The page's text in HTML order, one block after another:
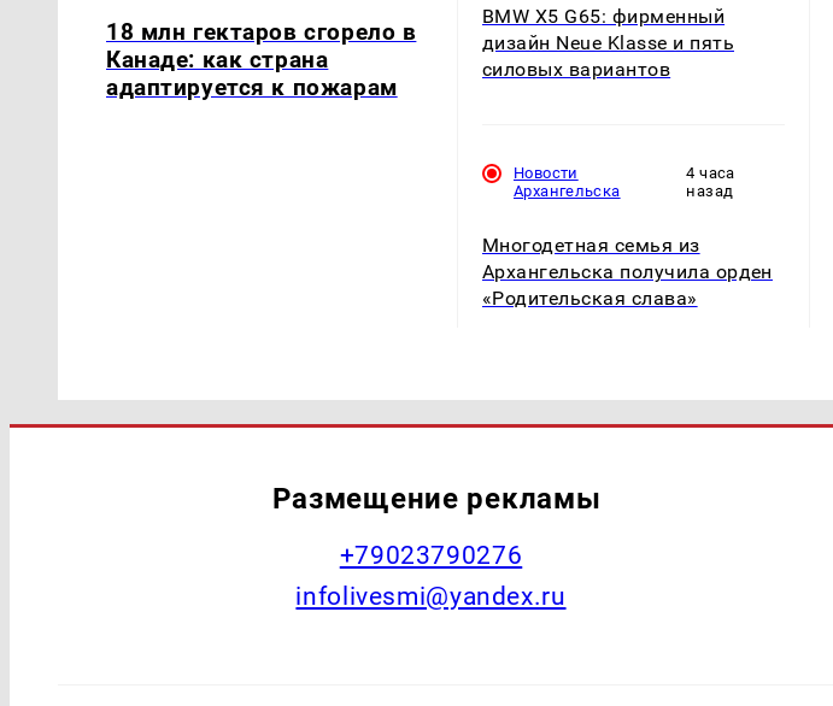
18 млн гектаров сгорело в
Канаде: как страна
адаптируется к пожарам
BMW X5 G65: фирменный
дизайн Neue Klasse и пять
силовых вариантов
Новости
Архангельска
4 часа
назад
Многодетная семья из
Архангельска получила орден
«Родительская слава»
Размещение рекламы
+79023790276
infolivesmi@yandex.ru